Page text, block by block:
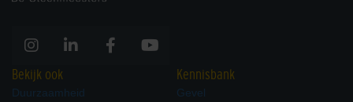
Bekijk ook
Duurzaamheid
Kennisbank
Gevel